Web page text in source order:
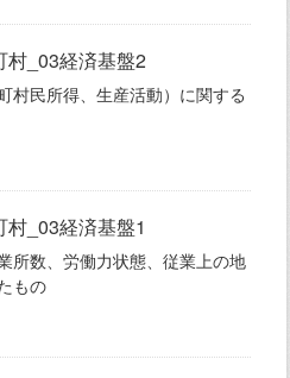
村_03経済基盤2
村民所得、生産活動）に関する
_03経済基盤1
所数、労働力状態、従業上の地
もの